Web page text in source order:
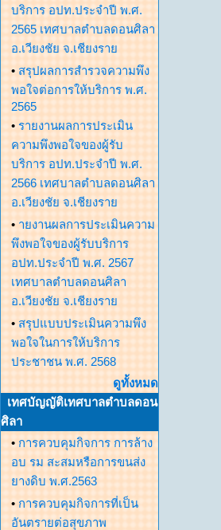
บริการ อปท.ประจำปี พ.ศ.
2565 เทศบาลตำบลดอนศิลา
อ.เวียงชัย จ.เชียงราย
• สรุปผลการสำรวจความพึง
พอใจต่อการให้บริการ พ.ศ.
2565
• รายงานผลการประเมิน
ความพึงพอใจของผู้รับ
บริการ อปท.ประจำปี พ.ศ.
2566 เทศบาลตำบลดอนศิลา
อ.เวียงชัย จ.เชียงราย
• ายงานผลการประเมินความ
พึงพอใจของผู้รับบริการ
อปท.ประจำปี พ.ศ. 2567
เทศบาลตำบลดอนศิลา
อ.เวียงชัย จ.เชียงราย
• สรุปแบบประเมินความพึง
พอใจในการให้บริการ
ประชาชน พ.ศ. 2568
ดูทั้งหมด
เทศบัญญัติเทศบาลตำบลดอน
ศิลา
• การควบคุมกิจการ การล้าง
อบ รม สะสมหรือการขนส่ง
ยางดิบ พ.ศ.2563
• การควบคุมกิจการที่เป็น
อันตรายต่อสุขภาพ